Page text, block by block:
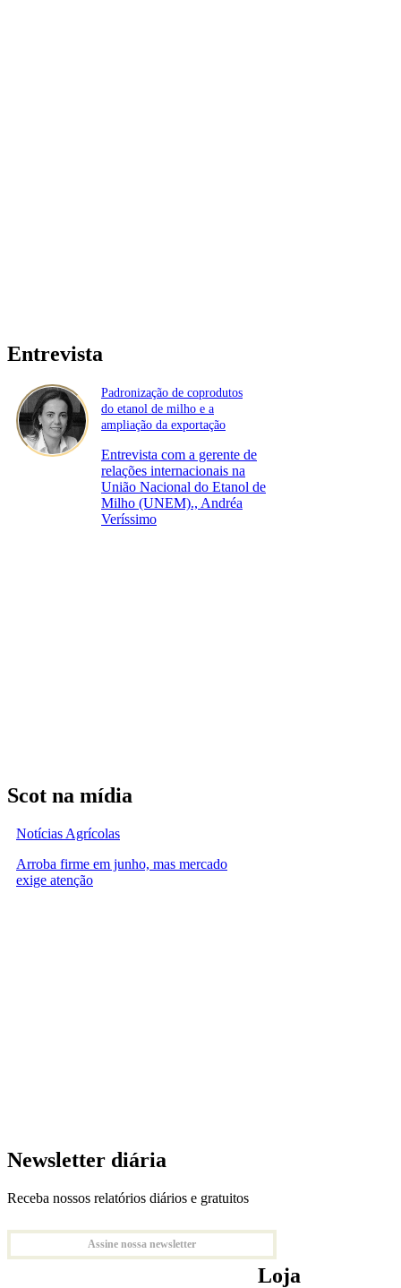
Entrevista
Padronização de coprodutos
do etanol de milho e a
ampliação da exportação
Entrevista com a gerente de
relações internacionais na
União Nacional do Etanol de
Milho (UNEM)., Andréa
Veríssimo
Scot na mídia
Notícias Agrícolas
Arroba firme em junho, mas mercado
exige atenção
Newsletter diária
Receba nossos relatórios diários e gratuitos
Assine nossa newsletter
Loja